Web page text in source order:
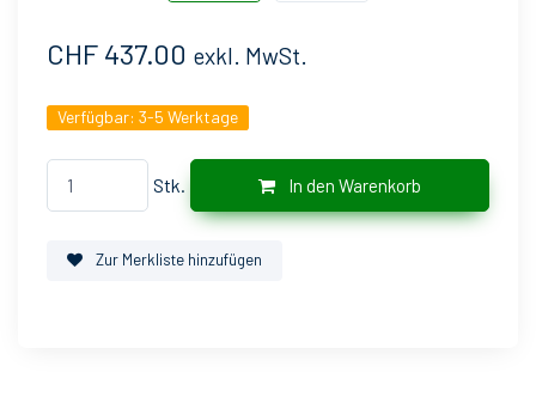
CHF 437.00 exkl. MwSt.
Verfügbar: 3-5 Werktage
Stk. In den Warenkorb
Zur Merkliste hinzufügen